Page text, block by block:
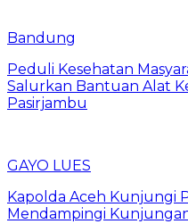
Bandung
Peduli Kesehatan
Salurkan Bantuan Alat
Pasirjambu
GAYO LUES
Kapolda Aceh Kunjungi
Mendampingi